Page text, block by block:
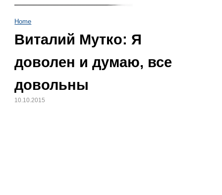
Home
Виталий Мутко: Я
доволен и думаю, все
довольны
10.10.2015